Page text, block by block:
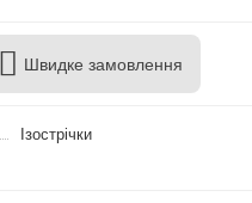
Швидке замовлення
Ізострічки